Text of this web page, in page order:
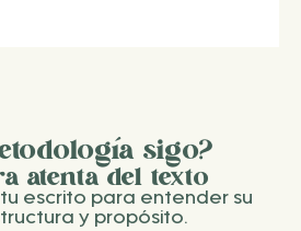
sigo?
atenta del texto
escrito para entender su
y propósito.